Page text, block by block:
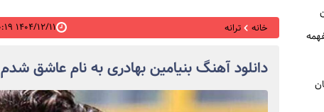
خانه ترانه ۱۴۰۴/۱۲/۱۱ ۱۶:۵۰:۱۹
دانلود آهنگ بنیامین بهادری به نام عاشق شدم